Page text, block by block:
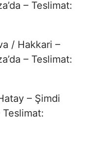
– Teslimat:
/ Hakkari –
– Teslimat:
– Şimdi
Teslimat: